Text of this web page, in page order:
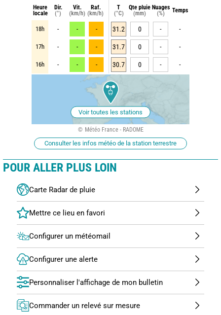
Heure
locale
Dir.
(°)
Vit.
(km/h)
Raf.
(km/h)
T
(°C)
Qte pluie
(mm)
Nuages
(%)
Temps
18h - - - 31.2 0 - -
17h - - - 31.7 0 - -
16h - - - 30.7 0 - -
Voir toutes les stations
Météo France - RADOME
Consulter les infos météo de la station terrestre
POUR ALLER PLUS LOIN
Carte Radar de pluie
Configurer un météomail
Configurer une alerte
Personnaliser l'affichage de mon bulletin
Commander un relevé sur mesure